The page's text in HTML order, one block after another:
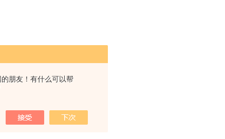
朋友！有什么可以帮
要堵截电源和输入信号
位无电压